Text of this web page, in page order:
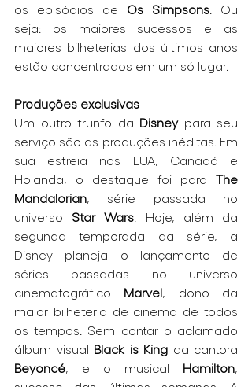
os episódios de Os Simpsons . Ou
seja: os maiores sucessos e as
maiores bilheterias dos últimos anos
estão concentrados em um só lugar.
Produções exclusivas
Um outro trunfo da Disney para seu
serviço são as produções inéditas. Em
sua estreia nos EUA, Canadá e
Holanda, o destaque foi para The
Mandalorian, série passada no
universo Star Wars . Hoje, além da
segunda temporada da série, a
Disney planeja o lançamento de
séries passadas no universo
cinematográfico Marvel, dono da
maior bilheteria de cinema de todos
os tempos. Sem contar o aclamado
álbum visual Black is King
Beyoncé, e o musical Hamilton,